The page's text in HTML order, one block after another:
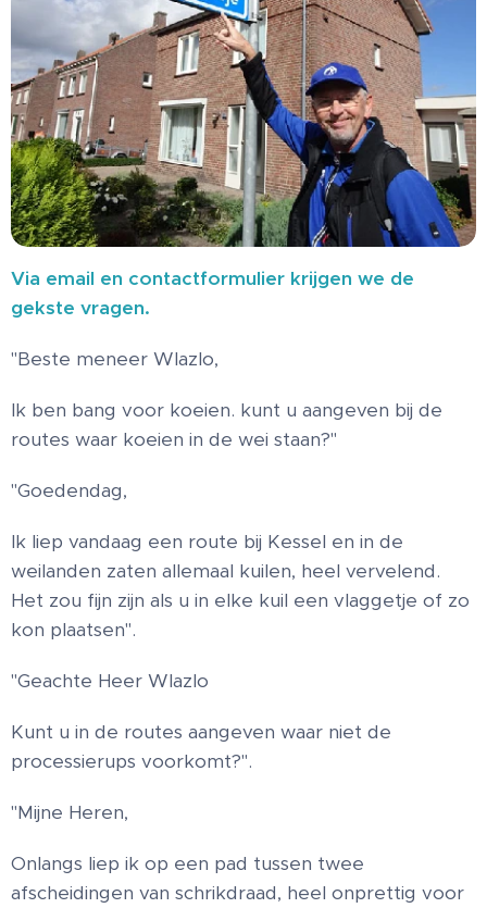
Via email en contactformulier krijgen we de
gekste vragen.
"Beste meneer Wlazlo,
Ik ben bang voor koeien. kunt u aangeven bij de
routes waar koeien in de wei staan?"
"Goedendag,
Ik liep vandaag een route bij Kessel en in de
weilanden zaten allemaal kuilen, heel vervelend.
Het zou fijn zijn als u in elke kuil een vlaggetje of zo
kon plaatsen".
"Geachte Heer Wlazlo
Kunt u in de routes aangeven waar niet de
processierups voorkomt?".
"Mijne Heren,
Onlangs liep ik op een pad tussen twee
afscheidingen van schrikdraad, heel onprettig voor